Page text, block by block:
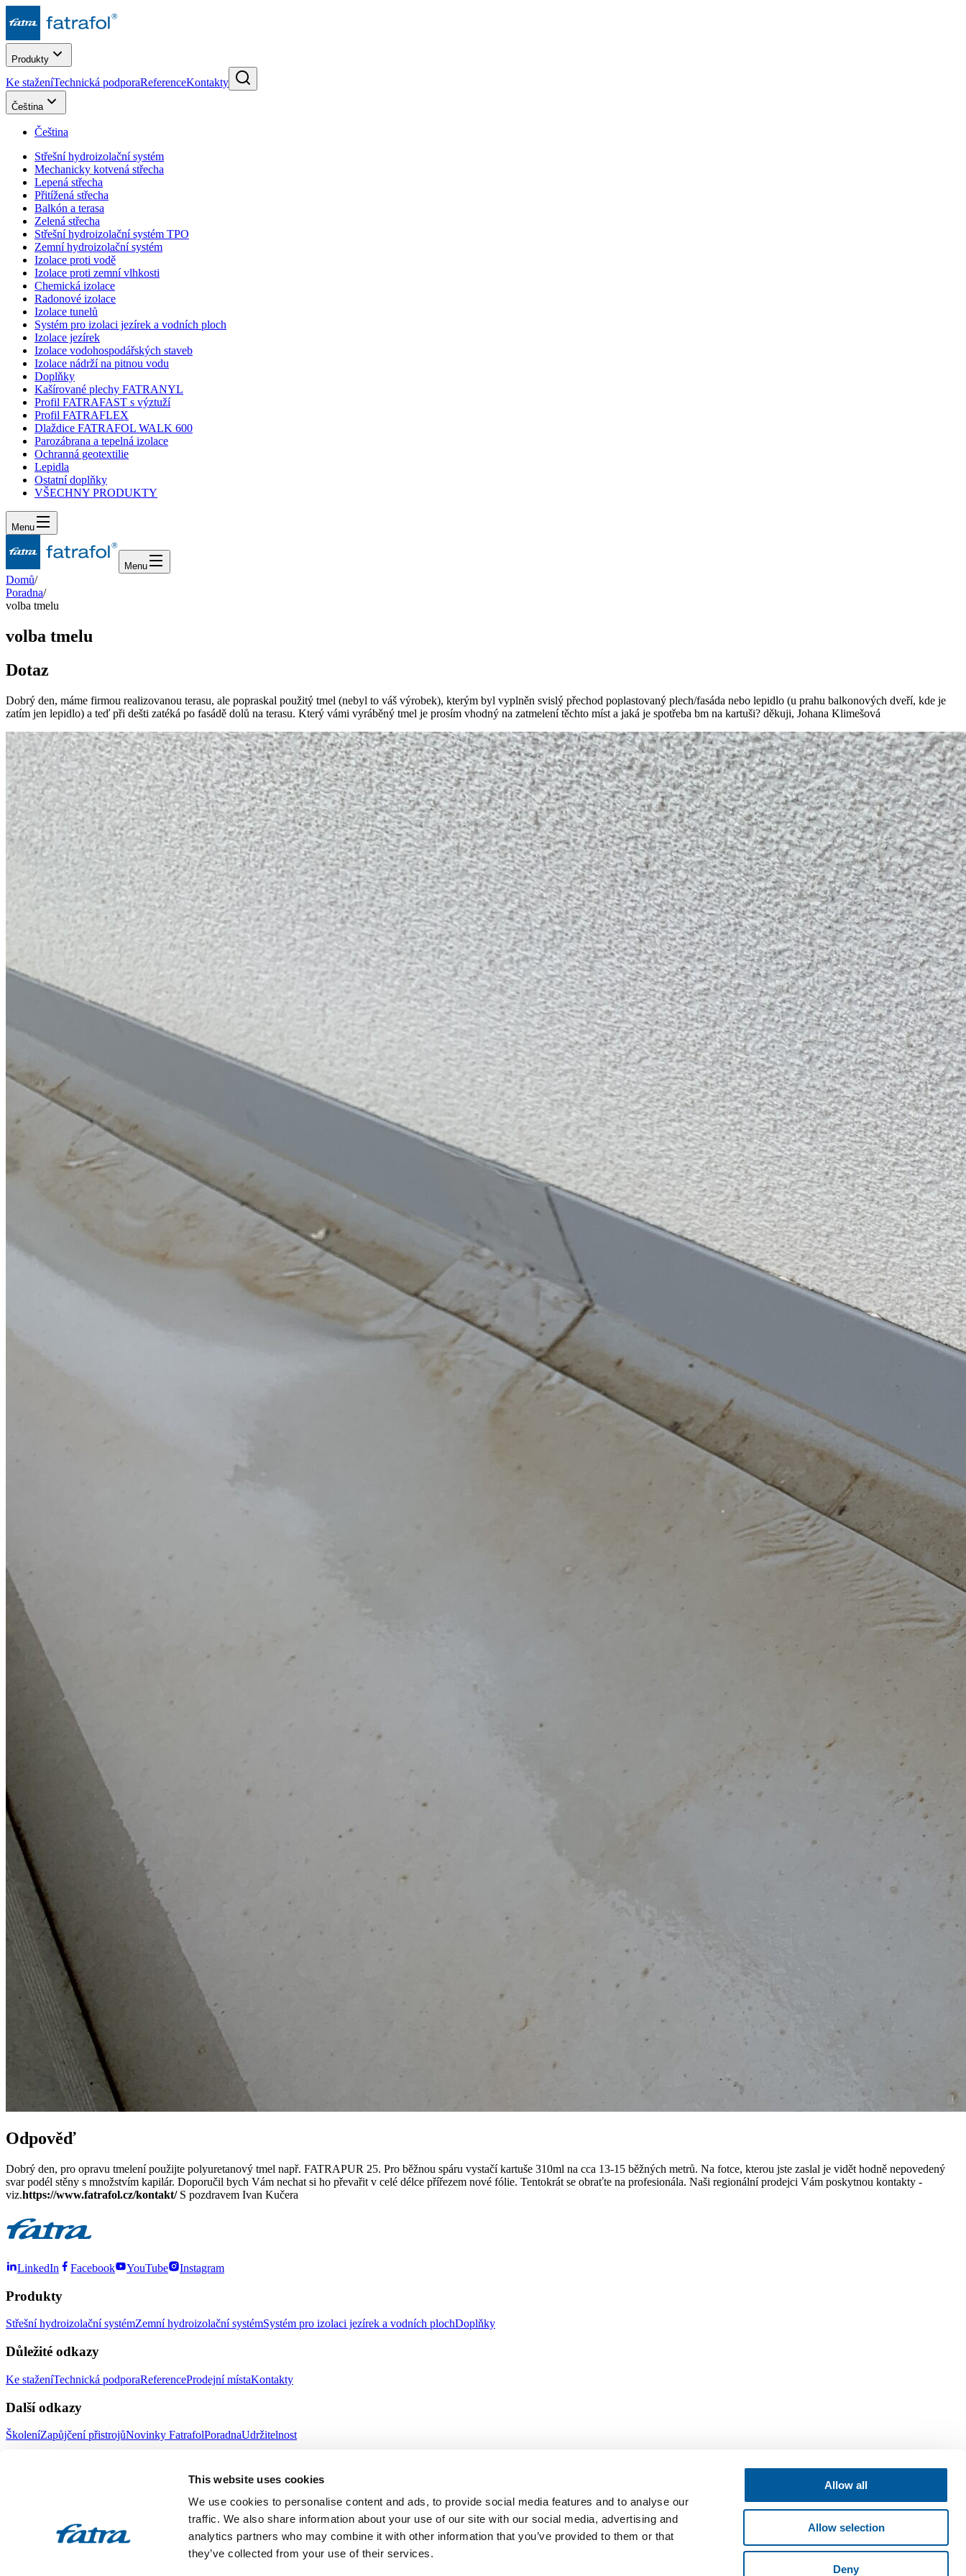
This website uses cookies
We use cookies to personalise content and ads, to provide social media features and to analyse our
traffic. We also share information about your use of our site with our social media, advertising and
analytics partners who may combine it with other information that you’ve provided to them or that
they’ve collected from your use of their services.
Allow all
Allow selection
Deny
Produkty
Ke staženíTechnická podporaReferenceKontakty
Čeština
Čeština
Střešní hydroizolační systém
Mechanicky kotvená střecha
Lepená střecha
Přitížená střecha
Balkón a terasa
Zelená střecha
Střešní hydroizolační systém TPO
Zemní hydroizolační systém
Izolace proti vodě
Izolace proti zemní vlhkosti
Chemická izolace
Radonové izolace
Izolace tunelů
Systém pro izolaci jezírek a vodních ploch
Izolace jezírek
Izolace vodohospodářských staveb
Izolace nádrží na pitnou vodu
Doplňky
Kašírované plechy FATRANYL
Profil FATRAFAST s výztuží
Profil FATRAFLEX
Dlaždice FATRAFOL WALK 600
Parozábrana a tepelná izolace
Ochranná geotextilie
Lepidla
Ostatní doplňky
VŠECHNY PRODUKTY
Menu
Menu
Domů/
Poradna/
volba tmelu
volba tmelu
Dotaz
Dobrý den, máme firmou realizovanou terasu, ale popraskal použitý tmel (nebyl to váš výrobek), kterým byl vyplněn svislý přechod poplastovaný plech/fasáda nebo lepidlo (u prahu balkonových dveří, kde je
zatím jen lepidlo) a teď při dešti zatéká po fasádě dolů na terasu. Který vámi vyráběný tmel je prosím vhodný na zatmelení těchto míst a jaká je spotřeba bm na kartuši? děkuji, Johana Klimešová
Odpověď
Dobrý den, pro opravu tmelení použijte polyuretanový tmel např. FATRAPUR 25. Pro běžnou spáru vystačí kartuše 310ml na cca 13-15 běžných metrů. Na fotce, kterou jste zaslal je vidět hodně nepovedený
svar podél stěny s množstvím kapilár. Doporučil bych Vám nechat si ho převařit v celé délce přířezem nové fólie. Tentokrát se obraťte na profesionála. Naši regionální prodejci Vám poskytnou kontakty -
viz.https://www.fatrafol.cz/kontakt/S pozdravem Ivan Kučera
LinkedIn Facebook YouTube Instagram
Produkty
Střešní hydroizolační systémZemní hydroizolační systémSystém pro izolaci jezírek a vodních plochDoplňky
Důležité odkazy
Ke staženíTechnická podporaReferenceProdejní místaKontakty
Další odkazy
ŠkoleníZapůjčení přistrojůNovinky FatrafolPoradnaUdržitelnost
Volné pozice Ochrana oznamovatelů